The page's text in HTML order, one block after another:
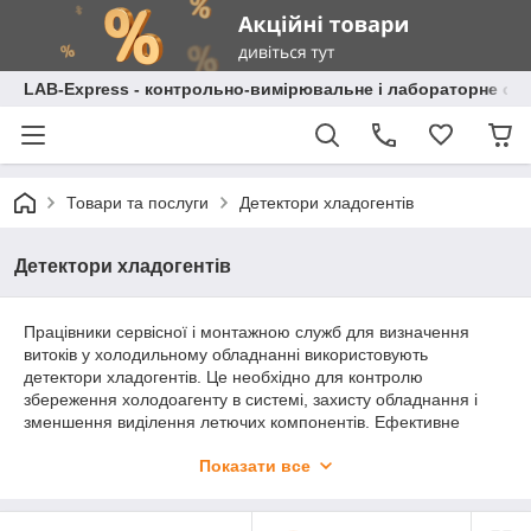
LAB-Express - контрольно-вимірювальне і лабораторне
Товари та послуги Детектори хладогентів
Детектори хладогентів
Працівники сервісної і монтажною служб для визначення
витоків у холодильному обладнанні використовують
детектори хладогентів. Це необхідно для контролю
збереження холодоагенту в системі, захисту обладнання і
зменшення виділення летючих компонентів. Ефективне
забезпечення безпеки, а також максимізація
Показати все